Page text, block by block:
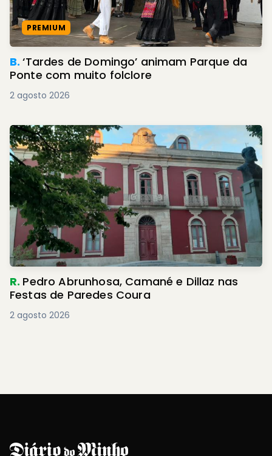
PREMIUM
B.‘Tardes de Domingo’ animam Parque da
Ponte com muito folclore
2 agosto 2026
R. Pedro Abrunhosa, Camané e Dillaz nas
Festas de Paredes Coura
2 agosto 2026